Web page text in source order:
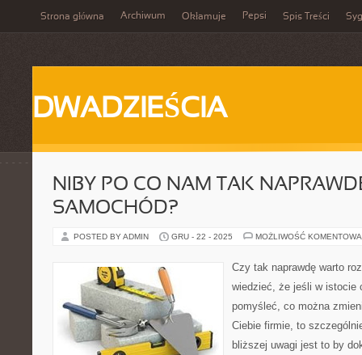
Strona główna Archiwum Okłamuje Pepsi Spis Treści
DWADZIEŚCIA
NIBY PO CO NAM TAK
SAMOCHÓD?
POSTED BY ADMIN GRU - 22 - 2025 MOŻLIWOŚĆ
Czy tak naprawdę warto
wiedzieć, że jeśli w istocie
pomyśleć, co można
Ciebie firmie, to
bliższej uwagi jest to by